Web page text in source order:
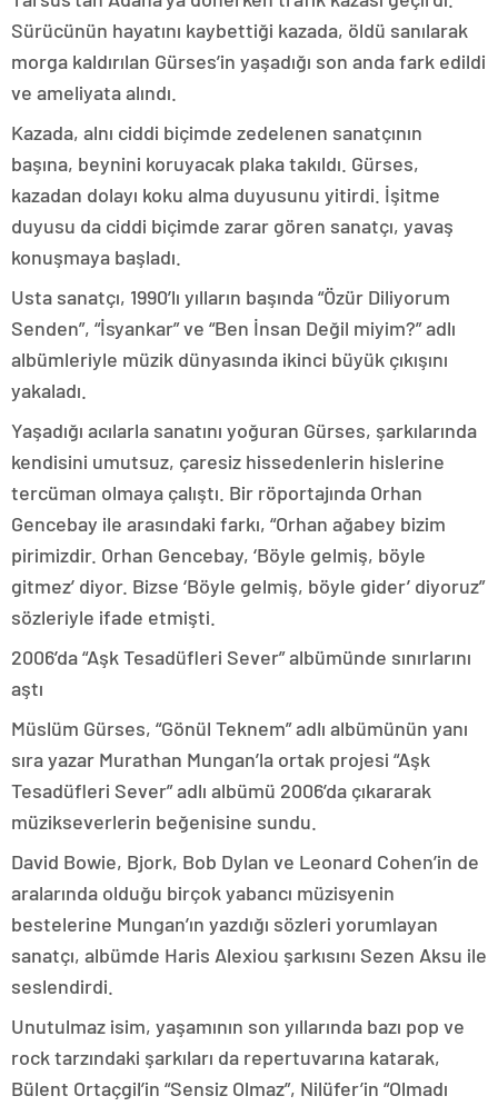
Sürücünün hayatını kaybettiği kazada, öldü sanılarak
morga kaldırılan Gürses’in yaşadığı son anda fark edildi
ve ameliyata alındı.
Kazada, alnı ciddi biçimde zedelenen sanatçının
başına, beynini koruyacak plaka takıldı. Gürses,
kazadan dolayı koku alma duyusunu yitirdi. İşitme
duyusu da ciddi biçimde zarar gören sanatçı, yavaş
konuşmaya başladı.
Usta sanatçı, 1990’lı yılların başında “Özür Diliyorum
Senden”, “İsyankar” ve “Ben İnsan Değil miyim?” adlı
albümleriyle müzik dünyasında ikinci büyük çıkışını
yakaladı.
Yaşadığı acılarla sanatını yoğuran Gürses, şarkılarında
kendisini umutsuz, çaresiz hissedenlerin hislerine
tercüman olmaya çalıştı. Bir röportajında Orhan
Gencebay ile arasındaki farkı, “Orhan ağabey bizim
pirimizdir. Orhan Gencebay, ‘Böyle gelmiş, böyle
gitmez’ diyor. Bizse ‘Böyle gelmiş, böyle gider’ diyoruz”
sözleriyle ifade etmişti.
2006’da “Aşk Tesadüfleri Sever” albümünde sınırlarını
aştı
Müslüm Gürses, “Gönül Teknem” adlı albümünün yanı
sıra yazar Murathan Mungan’la ortak projesi “Aşk
Tesadüfleri Sever” adlı albümü 2006’da çıkararak
müzikseverlerin beğenisine sundu.
David Bowie, Bjork, Bob Dylan ve Leonard Cohen’in de
aralarında olduğu birçok yabancı müzisyenin
bestelerine Mungan’ın yazdığı sözleri yorumlayan
sanatçı, albümde Haris Alexiou şarkısını Sezen Aksu ile
seslendirdi.
Unutulmaz isim, yaşamının son yıllarında bazı pop ve
rock tarzındaki şarkıları da repertuvarına katarak,
Bülent Ortaçgil’in “Sensiz Olmaz”, Nilüfer’in “Olmadı